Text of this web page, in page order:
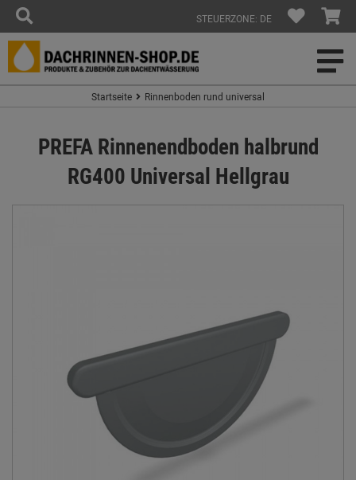
STEUERZONE: DE
Startseite Rinnenboden rund universal
PREFA Rinnenendboden halbrund
RG400 Universal Hellgrau